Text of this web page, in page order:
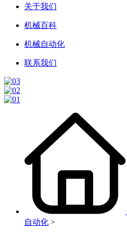
关于我们
机械百科
机械自动化
联系我们
自动化 >